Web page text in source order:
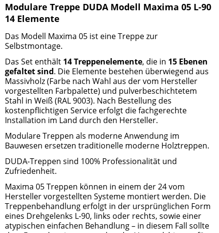
Modulare Treppe DUDA Modell Maxima 05 L-90
14 Elemente
Das Modell Maxima 05 ist eine Treppe zur
Selbstmontage.
Das Set enthält 14 Treppenelemente, die in 15 Ebenen
gefaltet sind. Die Elemente bestehen überwiegend aus
Massivholz (Farbe nach Wahl aus der vom Hersteller
vorgestellten Farbpalette) und pulverbeschichtetem
Stahl in Weiß (RAL 9003). Nach Bestellung des
kostenpflichtigen Service erfolgt die fachgerechte
Installation im Land durch den Hersteller.
Modulare Treppen als moderne Anwendung im
Bauwesen ersetzen traditionelle moderne Holztreppen.
DUDA-Treppen sind 100% Professionalität und
Zufriedenheit.
Maxima 05Treppen können in einem der 24 vom
Hersteller vorgestellten Systeme montiert werden. Die
Treppenbehandlung erfolgt in der ursprünglichen Form
eines Drehgelenks L-90, links oder rechts, sowie einer
atypischen einfachen Behandlung – in diesem Fall sollte